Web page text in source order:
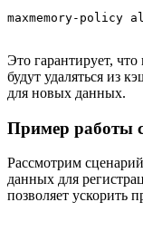
Это гарантирует,
будут удаляться из
для новых данных.
Пример работы
Рассмотрим
данных для
позволяет ускорить